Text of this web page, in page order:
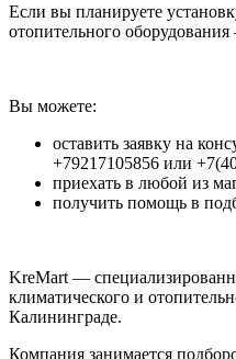
Если вы планируете
отопительного
Вы можете:
оставить заявку на
+79217105856 или
приехать в любой из
получить помощь в
KreMart —
климатического и
Калининграде.
Компания занимается